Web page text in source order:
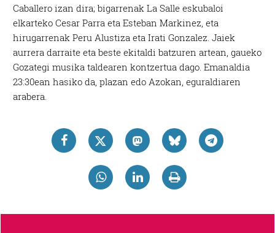
Caballero izan dira; bigarrenak La Salle eskubaloi
elkarteko Cesar Parra eta Esteban Markinez, eta
hirugarrenak Peru Alustiza eta Irati Gonzalez. Jaiek
aurrera darraite eta beste ekitaldi batzuren artean, gaueko
Gozategi musika taldearen kontzertua dago. Emanaldia
23:30ean hasiko da, plazan edo Azokan, eguraldiaren
arabera.